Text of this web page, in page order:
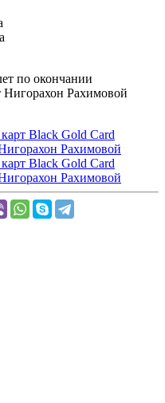
по окончании
Нигорахон Рахимовой